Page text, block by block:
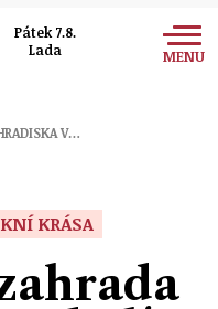
Pátek 7.8.
Lada
MENU
V…
KRÁSA